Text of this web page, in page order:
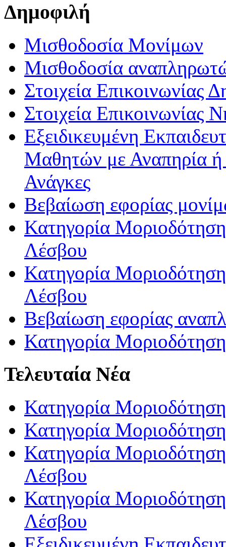
Δημοφιλή
Μισθοδοσία Μονίμων
Μισθοδοσία
Στοιχεία Επικοινωνίας
Στοιχεία Επικοινωνίας
Εξειδικευμένη
Μαθητών με Αναπηρία ή /
Ανάγκες
Βεβαίωση εφορίας
Κατηγορία
Λέσβου
Κατηγορία
Λέσβου
Βεβαίωση εφορίας
Κατηγορία
Τελευταία Νέα
Κατηγορία
Κατηγορία
Κατηγορία
Λέσβου
Κατηγορία
Λέσβου